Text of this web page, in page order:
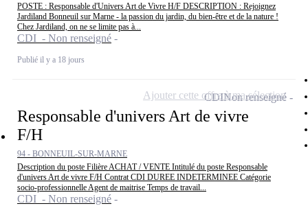
POSTE : Responsable d'Univers Art de Vivre H/F DESCRIPTION : Rejoignez
Jardiland Bonneuil sur Marne - la passion du jardin, du bien-être et de la nature !
Chez Jardiland, on ne se limite pas à...
CDI - Non renseigné
Publié il y a 18 jours
Responsable d'univers Art de vivre
F/H
94 - BONNEUIL-SUR-MARNE
Description du poste Filière ACHAT / VENTE Intitulé du poste Responsable
d'univers Art de vivre F/H Contrat CDI DUREE INDETERMINEE Catégorie
socio-professionnelle Agent de maitrise Temps de travail...
CDI - Non renseigné
CDINon renseigné
Ajouter cette offre à ma sélection